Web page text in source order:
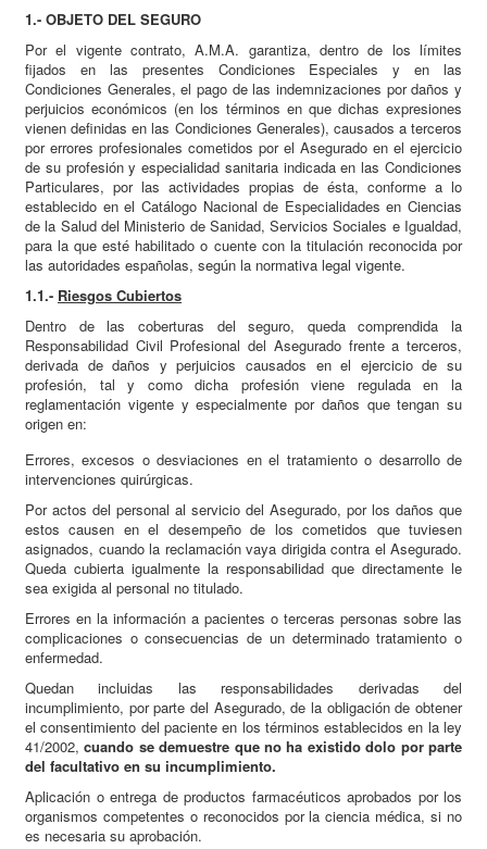
1.- OBJETO DEL SEGURO
Por el vigente contrato, A.M.A. garantiza, dentro de los límites
fijados en las presentes Condiciones Especiales y en las
Condiciones Generales, el pago de las indemnizaciones por daños y
perjuicios económicos (en los términos en que dichas expresiones
vienen definidas en las Condiciones Generales), causados a terceros
por errores profesionales cometidos por el Asegurado en el ejercicio
de su profesión y especialidad sanitaria indicada en las Condiciones
Particulares, por las actividades propias de ésta, conforme a lo
establecido en el Catálogo Nacional de Especialidades en Ciencias
de la Salud del Ministerio de Sanidad, Servicios Sociales e Igualdad,
para la que esté habilitado o cuente con la titulación reconocida por
las autoridades españolas, según la normativa legal vigente.
1.1.- Riesgos Cubiertos
Dentro de las coberturas del seguro, queda comprendida la
Responsabilidad Civil Profesional del Asegurado frente a terceros,
derivada de daños y perjuicios causados en el ejercicio de su
profesión, tal y como dicha profesión viene regulada en la
reglamentación vigente y especialmente por daños que tengan su
origen en:
Errores, excesos o desviaciones en el tratamiento o desarrollo de
intervenciones quirúrgicas.
Por actos del personal al servicio del Asegurado, por los daños que
estos causen en el desempeño de los cometidos que tuviesen
asignados, cuando la reclamación vaya dirigida contra el Asegurado.
Queda cubierta igualmente la responsabilidad que directamente le
sea exigida al personal no titulado.
Errores en la información a pacientes o terceras personas sobre las
complicaciones o consecuencias de un determinado tratamiento o
enfermedad.
Quedan incluidas las responsabilidades derivadas del
incumplimiento, por parte del Asegurado, de la obligación de obtener
el consentimiento del paciente en los términos establecidos en la ley
41/2002,cuando se demuestre que no ha existido dolo por parte
del facultativo en su incumplimiento.
Aplicación o entrega de productos farmacéuticos aprobados por los
organismos competentes o reconocidos por la ciencia médica, si no
es necesaria su aprobación.